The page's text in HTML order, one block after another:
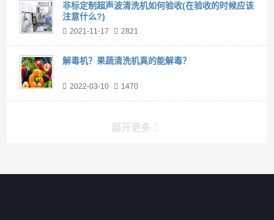
非标定制超声波清洗机如何验收(在验收的时候应该
注意什么?)
2021-11-17 2821
解毒机？果蔬清洗机真的能解毒？
2022-03-10 1470
展开更多